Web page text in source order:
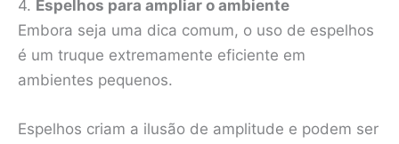
4. Espelhos para ampliar o ambiente
Embora seja uma dica comum, o uso de espelhos
é um truque extremamente eficiente em
ambientes pequenos.
Espelhos criam a ilusão de amplitude e podem ser